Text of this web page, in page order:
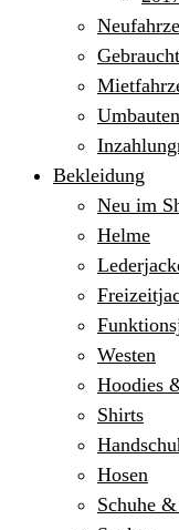
Bekleidung
Neu im
Helme
Westen
Hoodies
Shirts
Hosen
Schuhe